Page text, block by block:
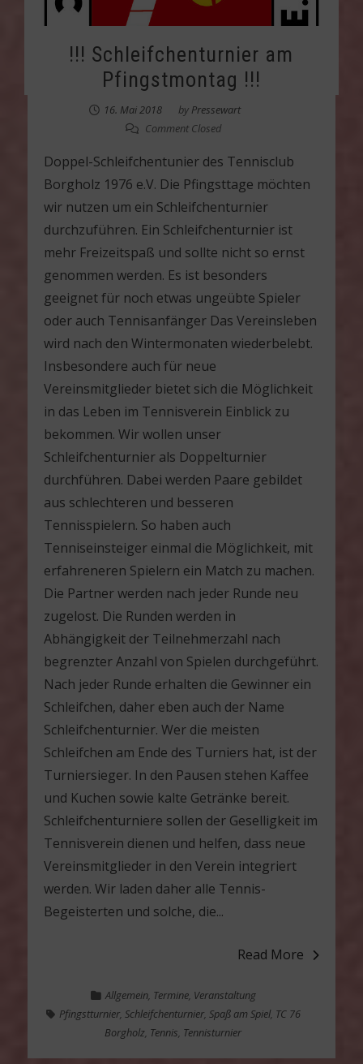
!!! Schleifchenturnier am
Pfingstmontag !!!
16. Mai 2018 by Pressewart
Comment Closed
Doppel-Schleifchentunier des Tennisclub
Borgholz 1976 e.V. Die Pfingsttage möchten
wir nutzen um ein Schleifchenturnier
durchzuführen. Ein Schleifchenturnier ist
mehr Freizeitspaß und sollte nicht so ernst
genommen werden. Es ist besonders
geeignet für noch etwas ungeübte Spieler
oder auch Tennisanfänger Das Vereinsleben
wird nach den Wintermonaten wiederbelebt.
Insbesondere auch für neue
Vereinsmitglieder bietet sich die Möglichkeit
in das Leben im Tennisverein Einblick zu
bekommen. Wir wollen unser
Schleifchenturnier als Doppelturnier
durchführen. Dabei werden Paare gebildet
aus schlechteren und besseren
Tennisspielern. So haben auch
Tenniseinsteiger einmal die Möglichkeit, mit
erfahreneren Spielern ein Match zu machen.
Die Partner werden nach jeder Runde neu
zugelost. Die Runden werden in
Abhängigkeit der Teilnehmerzahl nach
begrenzter Anzahl von Spielen durchgeführt.
Nach jeder Runde erhalten die Gewinner ein
Schleifchen, daher eben auch der Name
Schleifchenturnier. Wer die meisten
Schleifchen am Ende des Turniers hat, ist der
Turniersieger. In den Pausen stehen Kaffee
und Kuchen sowie kalte Getränke bereit.
Schleifchenturniere sollen der Geselligkeit im
Tennisverein dienen und helfen, dass neue
Vereinsmitglieder in den Verein integriert
werden. Wir laden daher alle Tennis-
Begeisterten und solche, die...
Read More
Allgemein, Termine, Veranstaltung
Pfingstturnier, Schleifchenturnier, Spaß am Spiel, TC 76
Borgholz, Tennis, Tennisturnier